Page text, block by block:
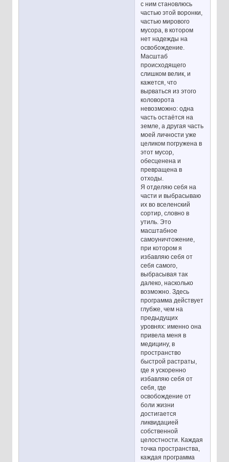
с ним становлюсь
частью этой воронки,
частью мирового
мусора, в котором
нет надежды на
освобождение.
Масштаб
происходящего
слишком велик, и
кажется, что
вырваться из этого
коловорота
невозможно: одна
часть остаётся на
земле, а другая часть
моей личности уже
целиком погружена в
этот мусор,
обесценена и
превращена в
отходы.
Я отделяю себя на
части и выбрасываю
их во вселенский
сортир, словно в
утиль. Это
масштабное
самоуничтожение,
при котором я
избавляю себя от
себя самого,
выбрасывая так
далеко, насколько
возможно. Здесь
программа действует
глубже, чем на
предыдущих
уровнях: именно она
привела меня в
медицину, в
пространство
быстрой растраты,
где я ускоренно
избавляю себя от
себя, где
освобождение от
боли жизни
достигается
ликвидацией
собственной
целостности. Каждая
точка пространства,
каждая программа